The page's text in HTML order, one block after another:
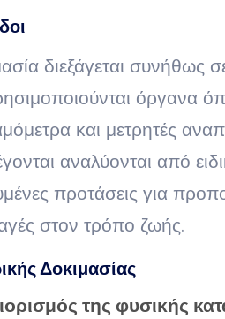
διεξάγεται συνήθως
όργανα
και μετρητές
αναλύονται από
προτάσεις για
στον τρόπο ζωής.
Δοκιμασίας
της φυσικής